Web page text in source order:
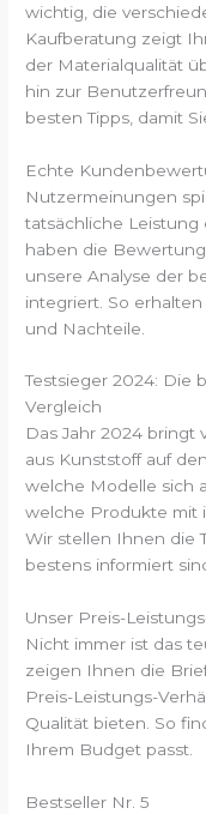
wichtig, die
Kaufberatung zeigt
der Materialqualität
hin zur
besten Tipps, damit
Echte
Nutzermeinungen
tatsächliche
haben die
unsere Analyse der
integriert. So
und Nachteile.
Testsieger 2024: Die
Vergleich
Das Jahr 2024 bringt
aus Kunststoff auf
welche Modelle sich
welche Produkte mit
Wir stellen Ihnen die
bestens informiert
Unser Preis-
Nicht immer ist das
zeigen Ihnen die
Preis-Leistungs-
Qualität bieten. So
Ihrem Budget passt.
Bestseller Nr. 5